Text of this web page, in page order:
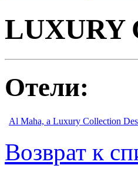
LUXURY
Отели:
Al Maha, a Luxury Collection
Возврат к